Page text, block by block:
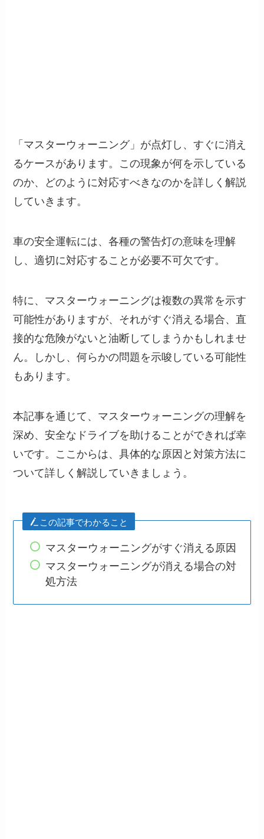
「マスターウォーニング」が点灯し、すぐに消え
るケースがあります。この現象が何を示している
のか、どのように対応すべきなのかを詳しく解説
していきます。
車の安全運転には、各種の警告灯の意味を理解
し、適切に対応することが必要不可欠です。
特に、マスターウォーニングは複数の異常を示す
可能性がありますが、それがすぐ消える場合、直
接的な危険がないと油断してしまうかもしれませ
ん。しかし、何らかの問題を示唆している可能性
もあります。
本記事を通じて、マスターウォーニングの理解を
深め、安全なドライブを助けることができれば幸
いです。ここからは、具体的な原因と対策方法に
ついて詳しく解説していきましょう。
この記事でわかること
マスターウォーニングがすぐ消える原因
マスターウォーニングが消える場合の対
処方法